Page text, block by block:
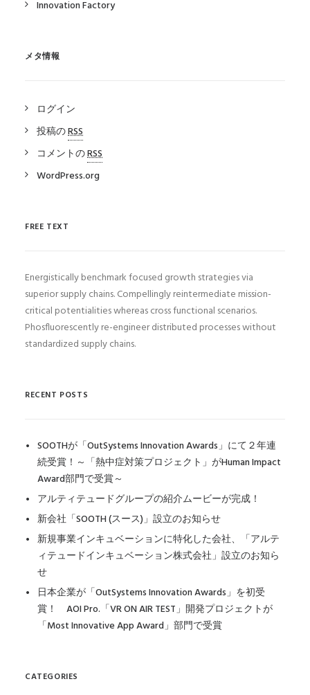
Innovation Factory
メタ情報
ログイン
投稿のRSS
コメントのRSS
WordPress.org
FREE TEXT
Energistically benchmark focused growth strategies via
superior supply chains. Compellingly reintermediate mission-
critical potentialities whereas cross functional scenarios.
Phosfluorescently re-engineer distributed processes without
standardized supply chains.
RECENT POSTS
SOOTHが「OutSystems Innovation Awards」にて２年連
続受賞！～「熱中症対策プロジェクト」がHuman Impact
Award部門で受賞～
アルティテュードグループの紹介ムービーが完成！
新会社「SOOTH (スース)」設立のお知らせ
新規事業インキュベーションに特化した会社、「アルテ
ィテュードインキュベーション株式会社」設立のお知ら
せ
日本企業が「OutSystems Innovation Awards」を初受
賞！ AOI Pro.「VR ON AIR TEST」開発プロジェクトが
「Most Innovative App Award」部門で受賞
CATEGORIES